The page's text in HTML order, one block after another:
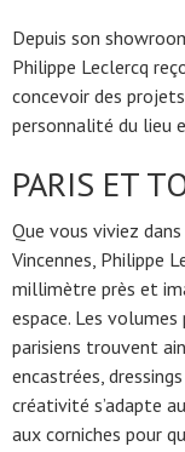
Depuis son
Philippe Leclercq
concevoir des
personnalité du lieu
PARIS ET
Que vous viviez
Vincennes, Philippe
millimètre près et
espace. Les
parisiens trouvent
encastrées,
créativité s’adapte
aux corniches pour